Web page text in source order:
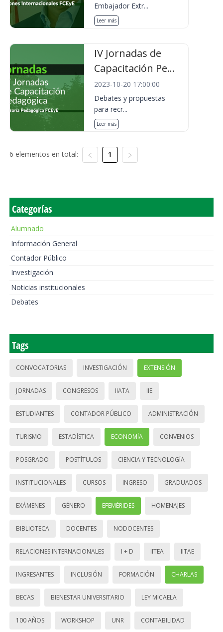
Embajador Extr...
Leer más
IV Jornadas de
Capacitación Pe...
2023-10-20 17:00:00
Debates y propuestas
para recr...
Leer más
6 elementos en total: 1
Categorías
Alumnado
Información General
Contador Público
Investigación
Noticias institucionales
Debates
Tags
CONVOCATORIAS INVESTIGACIÓN EXTENSIÓN
JORNADAS CONGRESOS IIATA IIE
ESTUDIANTES CONTADOR PÚBLICO ADMINISTRACIÓN
TURISMO ESTADÍSTICA ECONOMÍA CONVENIOS
POSGRADO POSTÍTULOS CIENCIA Y TECNOLOGÍA
INSTITUCIONALES CURSOS INGRESO GRADUADOS
EXÁMENES GÉNERO EFEMÉRIDES HOMENAJES
BIBLIOTECA DOCENTES NODOCENTES
RELACIONES INTERNACIONALES I + D IITEA IITAE
INGRESANTES INCLUSIÓN FORMACIÓN CHARLAS
BECAS BIENESTAR UNIVERSITARIO LEY MICAELA
100 AÑOS WORKSHOP UNR CONTABILIDAD